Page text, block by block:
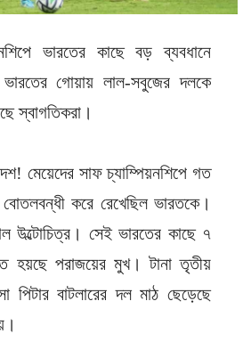
ভারতের কাছে বড় ব্যবধানে
ভারতের গোয়ায় লাল-সবুজের দলকে
স্বাগতিকরা।
মেয়েদের সাফ চ্যাম্পিয়নশিপে গত
করে রেখেছিল ভারতকে।
উল্টোচিত্র। সেই ভারতের কাছে ৭
পরাজয়ের মুখ। টানা তৃতীয়
পিটার বাটলারের দল মাঠ ছেড়েছে